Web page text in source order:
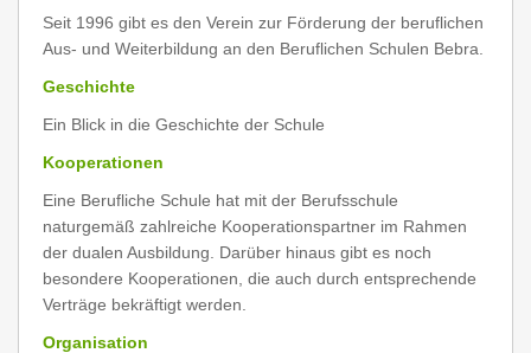
Seit 1996 gibt es den Verein zur Förderung der beruflichen
Aus- und Weiterbildung an den Beruflichen Schulen Bebra.
Geschichte
Ein Blick in die Geschichte der Schule
Kooperationen
Eine Berufliche Schule hat mit der Berufsschule
naturgemäß zahlreiche Kooperationspartner im Rahmen
der dualen Ausbildung. Darüber hinaus gibt es noch
besondere Kooperationen, die auch durch entsprechende
Verträge bekräftigt werden.
Organisation